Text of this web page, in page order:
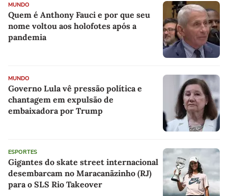
MUNDO
Quem é Anthony Fauci e por que seu
nome voltou aos holofotes após a
pandemia
MUNDO
Governo Lula vê pressão política e
chantagem em expulsão de
embaixadora por Trump
ESPORTES
Gigantes do skate street internacional
desembarcam no Maracanãzinho (RJ)
para o SLS Rio Takeover